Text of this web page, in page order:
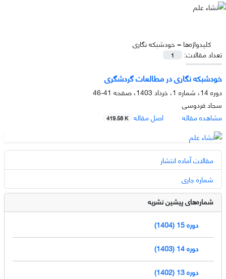
کلیدواژه‌ها = خودشبکه نگاری
تعداد مقالات:
1
خودشبکه نگاری در مطالعات گردشگری
دوره 14، شماره 1، خرداد 1403، صفحه
41-46
سجاد فردوسی
مشاهده مقاله
اصل مقاله 419.58 K
مقالات آماده انتشار
شماره جاری
شماره‌های پیشین نشریه
دوره 15 (1404)
دوره 14 (1403)
دوره 13 (1402)